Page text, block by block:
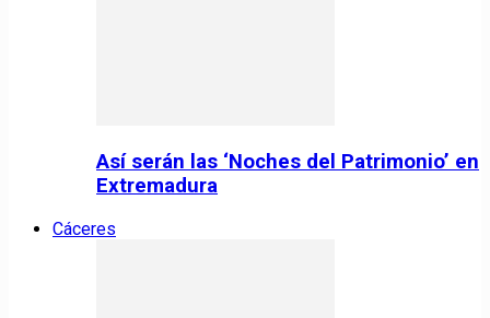
Así serán las ‘Noches del Patrimonio’ en
Extremadura
Cáceres